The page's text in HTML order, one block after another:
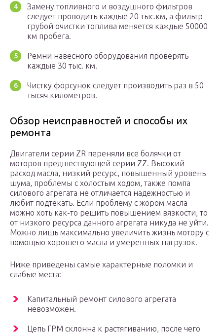
Замену топливного и воздушного фильтров
следует проводить каждые 20 тыс.км, а фильтр
грубой очистки топлива меняется каждые 50000
км пробега.
Ремни навесного оборудования проверять
каждые 30 тыс. км.
Чистку форсунок следует производить раз в 50
тысяч километров.
Обзор неисправностей и способы их
ремонта
Двигатели серии ZR переняли все болячки от
моторов предшествующей серии ZZ. Высокий
расход масла, низкий ресурс, повышенный уровень
шума, проблемы с холостым ходом, также помпа
силового агрегата не отличается надежностью и
любит подтекать. Если проблему с жором масла
можно хоть как-то решить повышением вязкости, то
от низкого ресурса данного агрегата никуда не уйти.
Можно лишь максимально увеличить жизнь мотору с
помощью хорошего масла и умеренных нагрузок.
Ниже приведены самые характерные поломки и
слабые места:
Капитальный ремонт силового агрегата
невозможен.
Цепь ГРМ склонна к растягиванию, после чего